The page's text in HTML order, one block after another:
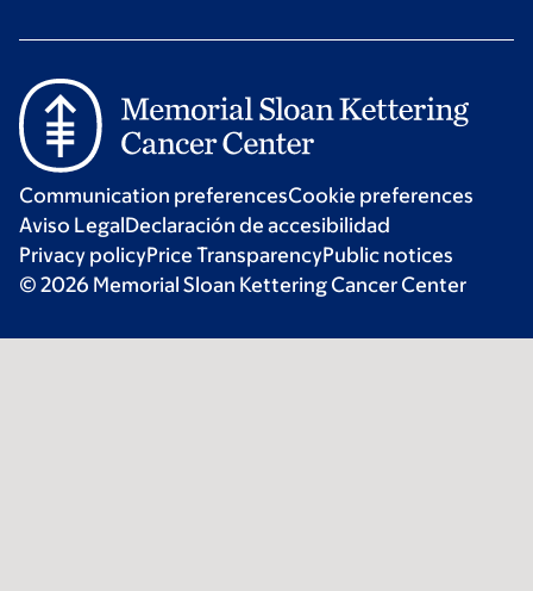
Communication preferencesCookie preferences
Aviso LegalDeclaración de accesibilidad
Privacy policyPrice TransparencyPublic notices
© 2026 Memorial Sloan Kettering Cancer Center